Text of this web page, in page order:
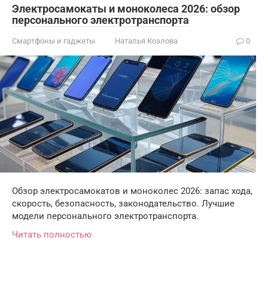
Электросамокаты и моноколеса 2026: обзор
персонального электротранспорта
Смартфоны и гаджеты Наталья Козлова 0
Обзор электросамокатов и моноколес 2026: запас хода,
скорость, безопасность, законодательство. Лучшие
модели персонального электротранспорта.
Читать полностью